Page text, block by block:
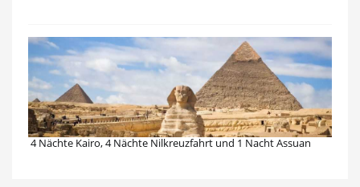
4 Nächte Kairo, 4 Nächte Nilkreuzfahrt und 1 Nacht Assuan